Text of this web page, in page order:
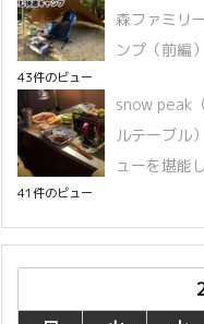
森ファミリ
ンプ（前編）
43件のビュー
snow peak
ルテーブル
ューを堪能
41件のビュー